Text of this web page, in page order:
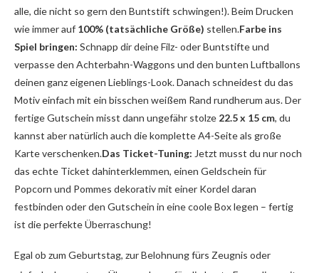
alle, die nicht so gern den Buntstift schwingen!). Beim Drucken
wie immer auf 100% (tatsächliche Größe) stellen.Farbe ins
Spiel bringen: Schnapp dir deine Filz- oder Buntstifte und
verpasse den Achterbahn-Waggons und den bunten Luftballons
deinen ganz eigenen Lieblings-Look. Danach schneidest du das
Motiv einfach mit ein bisschen weißem Rand rundherum aus. Der
fertige Gutschein misst dann ungefähr stolze 22.5 x 15 cm, du
kannst aber natürlich auch die komplette A4-Seite als große
Karte verschenken.Das Ticket-Tuning: Jetzt musst du nur noch
das echte Ticket dahinterklemmen, einen Geldschein für
Popcorn und Pommes dekorativ mit einer Kordel daran
festbinden oder den Gutschein in eine coole Box legen – fertig
ist die perfekte Überraschung!
Egal ob zum Geburtstag, zur Belohnung fürs Zeugnis oder